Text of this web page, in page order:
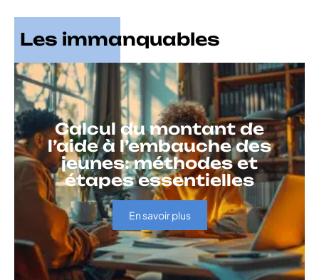
Les immanquables
Calcul du montant de
l’aide à l’embauche des
jeunes: méthodes et
étapes essentielles
En savoir plus